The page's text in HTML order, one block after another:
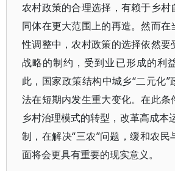
农村政策的合理选择，有赖于乡村
同体在更大范围上的再造。然而在
性调整中，农村政策的选择依然要
战略的制约，受到业已形成的利
此，国家政策结构中城乡“二元化
法在短期内发生重大变化。在此条
乡村治理模式的转型，改革高成本
制，在解决“三农”问题，缓和农
面将会更具有重要的现实意义。